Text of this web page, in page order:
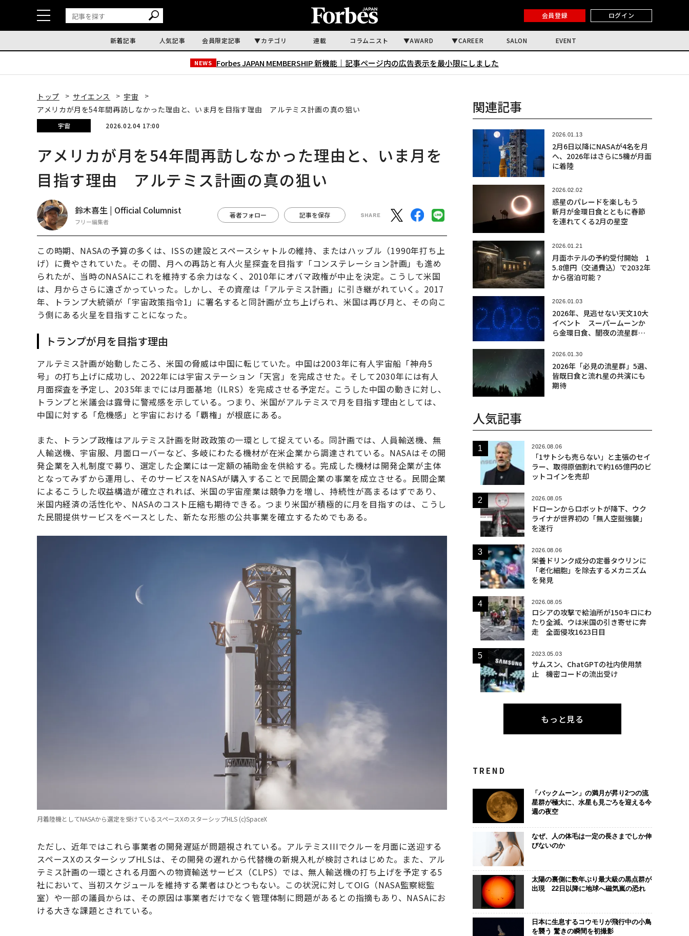
会員登録 ログイン
新着記事 人気記事 会員限定記事 カテゴリ 連載 コラムニスト AWARD CAREER SALON EVENT
NEWS Forbes JAPAN MEMBERSHIP 新機能｜ 記事ページ内の広告表示を最小限にしました
トップ サイエンス
宇宙
アメリカが月を54年間再訪しなかった理由と、いま月を目指す理由 アルテミス計画の真の狙い
宇宙 2026.02.04 17:00
アメリカが月を54年間再訪しなかった理由と、いま月を
目指す理由 アルテミス計画の真の狙い
鈴木喜生 | Official Columnist
フリー編集者
著者フォロー 記事を保存
この時期、NASAの予算の多くは、ISSの建設とスペースシャトルの維持、またはハッブル（1990年打ち上
げ）に費やされていた。その間、月への再訪と有人火星探査を目指す「コンステレーション計画」も進め
られたが、当時のNASAにこれを維持する余力はなく、2010年にオバマ政権が中止を決定。こうして米国
は、月からさらに遠ざかっていった。しかし、その資産は「アルテミス計画」に引き継がれていく。2017
年、トランプ大統領が「宇宙政策指令1」に署名すると同計画が立ち上げられ、米国は再び月と、その向こ
う側にある火星を目指すことになった。
トランプが月を目指す理由
アルテミス計画が始動したころ、米国の脅威は中国に転じていた。中国は2003年に有人宇宙船「神舟5
号」の打ち上げに成功し、2022年には宇宙ステーション「天宮」を完成させた。そして2030年には有人
月面探査を予定し、2035年までには月面基地（ILRS）を完成させる予定だ。こうした中国の動きに対し、
トランプと米議会は露骨に警戒感を示している。つまり、米国がアルテミスで月を目指す理由としては、
中国に対する「危機感」と宇宙における「覇権」が根底にある。
また、トランプ政権はアルテミス計画を財政政策の一環として捉えている。同計画では、人員輸送機、無
人輸送機、宇宙服、月面ローバーなど、多岐にわたる機材が在米企業から調達されている。NASAはその開
発企業を入札制度で募り、選定した企業には一定額の補助金を供給する。完成した機材は開発企業が主体
となってみずから運用し、そのサービスをNASAが購入することで民間企業の事業を成立させる。民間企業
によるこうした収益構造が確立されれば、米国の宇宙産業は競争力を増し、持続性が高まるはずであり、
米国内経済の活性化や、NASAのコスト圧縮も期待できる。つまり米国が積極的に月を目指すのは、こうし
た民間提供サービスをベースとした、新たな形態の公共事業を確立するためでもある。
月着陸機としてNASAから選定を受けているスペースXのスターシップHLS (c)SpaceX
ただし、近年ではこれら事業者の開発遅延が問題視されている。アルテミスIIIでクルーを月面に送迎する
スペースXのスターシップHLSは、その開発の遅れから代替機の新規入札が検討されはじめた。また、アル
テミス計画の一環とされる月面への物資輸送サービス（CLPS）では、無人輸送機の打ち上げを予定する5
社において、当初スケジュールを維持する業者はひとつもない。この状況に対してOIG（NASA監察総監
室）や一部の議員からは、その原因は事業者だけでなく管理体制に問題があるとの指摘もあり、NASAにお
ける大きな課題とされている。
関連記事
2026.01.13
2月6日以降にNASAが4名を月
へ、2026年はさらに5機が月面
に着陸
2026.02.02
惑星のパレードを楽しもう
新月が金環日食とともに春節
を連れてくる2月の星空
2026.01.21
月面ホテルの予約受付開始 1
5.8億円（交通費込）で2032年
から宿泊可能？
2026.01.03
2026年、見逃せない天文10大
イベント スーパームーンか
ら金環日食、闇夜の流星群ま
2026.01.30
2026年「必見の流星群」5選、
皆既日食と流れ星の共演にも
期待
人気記事
2026.08.06
「1サトシも売らない」と主張のセイ
ラー、取得原価割れで約165億円のビ
ットコインを売却
2026.08.05
ドローンからロボットが降下、ウク
ライナが世界初の「無人空挺強襲」
を遂行
2026.08.06
栄養ドリンク成分の定番タウリンに
「老化細胞」を除去するメカニズム
を発見
2026.08.05
ロシアの攻撃で給油所が150キロにわ
たり全滅、ウは米国の引き寄せに奔
走 全面侵攻1623日目
2023.05.03
サムスン、ChatGPTの社内使用禁
止 機密コードの流出受け
もっと見る
TREND
「バックムーン」の満月が昇り2つの流
星群が極大に、水星も見ごろを迎える今
週の夜空
なぜ、人の体毛は一定の長さまでしか伸
びないのか
太陽の裏側に数年ぶり最大級の黒点群が
出現 22日以降に地球へ磁気嵐の恐れ
日本に生息するコウモリが飛行中の小鳥
を襲う 驚きの瞬間を初撮影